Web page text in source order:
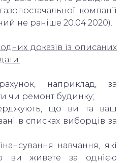
компанії
не раніше 20.04.2020).
доказів із описаних
наприклад, за
чи ремонт будинку;
що ви та ваш
в списках виборців за
навчання, які
ви живете за однією